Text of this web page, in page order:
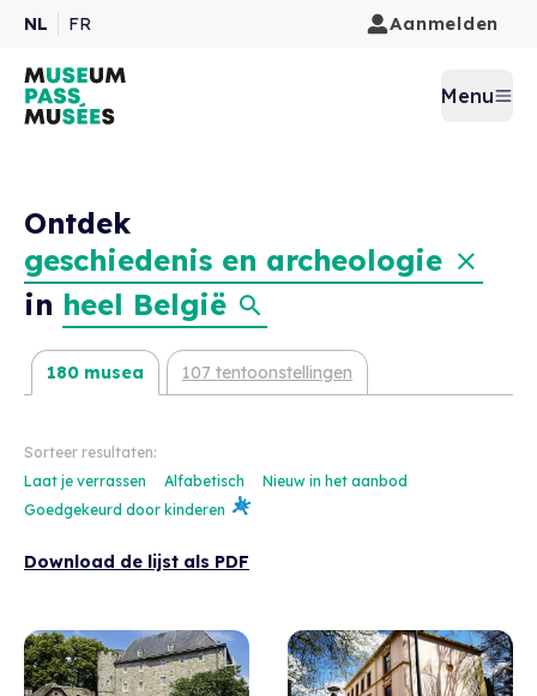
NL FR Aanmelden
Menu
Ontdek
geschiedenis en archeologie
in heel België
180 musea 107 tentoonstellingen
Sorteer resultaten:
Laat je verrassen
Alfabetisch
Nieuw in het aanbod
Goedgekeurd door kinderen
Download de lijst als PDF